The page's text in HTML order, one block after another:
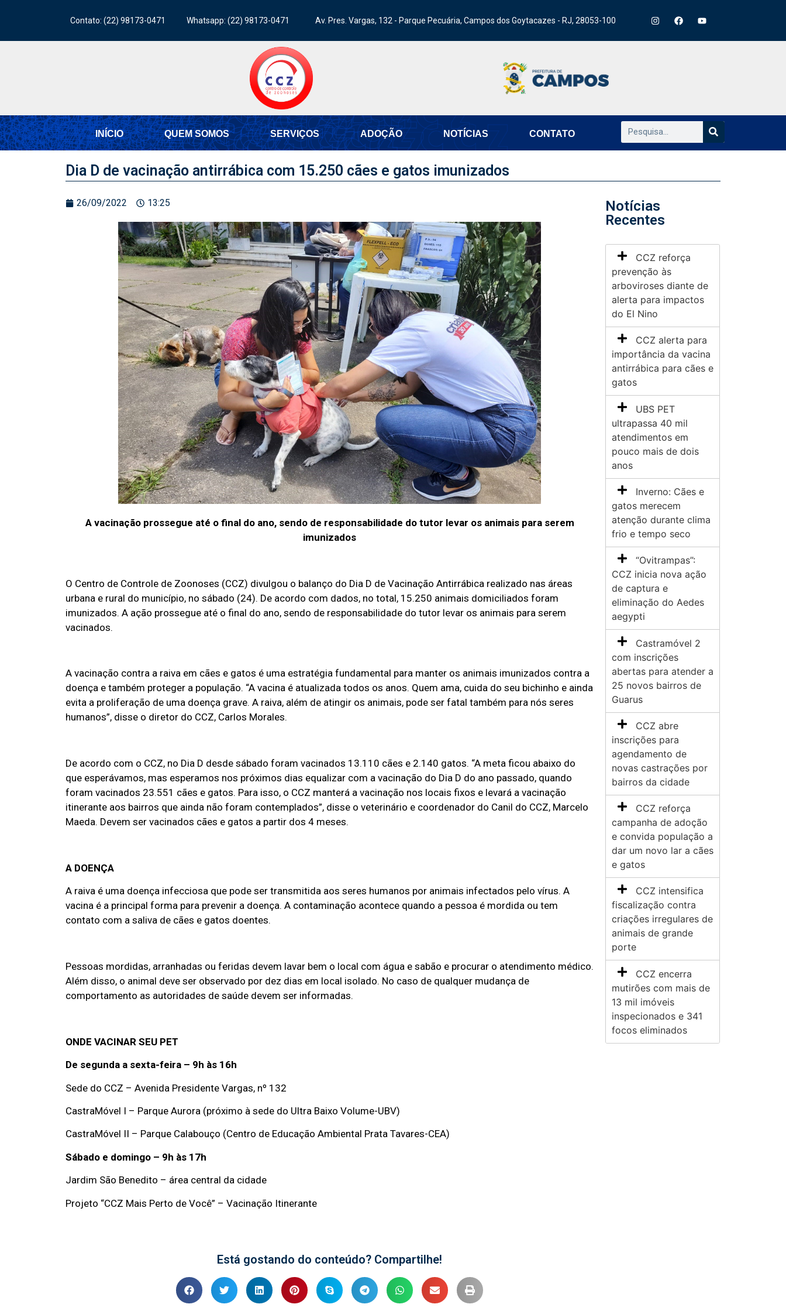
Contato: (22) 98173-0471 Whatsapp: (22) 98173-0471 Av. Pres. Vargas, 132 - Parque Pecuária, Campos dos Goytacazes - RJ, 28053-100
INÍCIO QUEM SOMOS SERVIÇOS ADOÇÃO NOTÍCIAS CONTATO
Dia D de vacinação antirrábica com 15.250 cães e gatos imunizados
26/09/2022 13:25
A vacinação prossegue até o final do ano, sendo de responsabilidade do tutor levar os animais para serem
imunizados
O Centro de Controle de Zoonoses (CCZ) divulgou o balanço do Dia D de Vacinação Antirrábica realizado nas áreas
urbana e rural do município, no sábado (24). De acordo com dados, no total, 15.250 animais domiciliados foram
imunizados. A ação prossegue até o final do ano, sendo de responsabilidade do tutor levar os animais para serem
vacinados.
A vacinação contra a raiva em cães e gatos é uma estratégia fundamental para manter os animais imunizados contra a
doença e também proteger a população. “A vacina é atualizada todos os anos. Quem ama, cuida do seu bichinho e ainda
evita a proliferação de uma doença grave. A raiva, além de atingir os animais, pode ser fatal também para nós seres
humanos”, disse o diretor do CCZ, Carlos Morales.
De acordo com o CCZ, no Dia D desde sábado foram vacinados 13.110 cães e 2.140 gatos. “A meta ficou abaixo do
que esperávamos, mas esperamos nos próximos dias equalizar com a vacinação do Dia D do ano passado, quando
foram vacinados 23.551 cães e gatos. Para isso, o CCZ manterá a vacinação nos locais fixos e levará a vacinação
itinerante aos bairros que ainda não foram contemplados”, disse o veterinário e coordenador do Canil do CCZ, Marcelo
Maeda. Devem ser vacinados cães e gatos a partir dos 4 meses.
A DOENÇA
A raiva é uma doença infecciosa que pode ser transmitida aos seres humanos por animais infectados pelo vírus. A
vacina é a principal forma para prevenir a doença. A contaminação acontece quando a pessoa é mordida ou tem
contato com a saliva de cães e gatos doentes.
Pessoas mordidas, arranhadas ou feridas devem lavar bem o local com água e sabão e procurar o atendimento médico.
Além disso, o animal deve ser observado por dez dias em local isolado. No caso de qualquer mudança de
comportamento as autoridades de saúde devem ser informadas.
ONDE VACINAR SEU PET
De segunda a sexta-feira – 9h às 16h
Sede do CCZ – Avenida Presidente Vargas, nº 132
CastraMóvel I – Parque Aurora (próximo à sede do Ultra Baixo Volume-UBV)
CastraMóvel II – Parque Calabouço (Centro de Educação Ambiental Prata Tavares-CEA)
Sábado e domingo – 9h às 17h
Jardim São Benedito – área central da cidade
Projeto “CCZ Mais Perto de Você” – Vacinação Itinerante
Está gostando do conteúdo? Compartilhe!
Notícias
Recentes
CCZ reforça
prevenção às
arboviroses diante de
alerta para impactos
do El Nino
CCZ alerta para
importância da vacina
antirrábica para cães e
gatos
UBS PET
ultrapassa 40 mil
atendimentos em
pouco mais de dois
anos
Inverno: Cães e
gatos merecem
atenção durante clima
frio e tempo seco
“Ovitrampas”:
CCZ inicia nova ação
de captura e
eliminação do Aedes
aegypti
Castramóvel 2
com inscrições
abertas para atender a
25 novos bairros de
Guarus
CCZ abre
inscrições para
agendamento de
novas castrações por
bairros da cidade
CCZ reforça
campanha de adoção
e convida população a
dar um novo lar a cães
e gatos
CCZ intensifica
fiscalização contra
criações irregulares de
animais de grande
porte
CCZ encerra
mutirões com mais de
13 mil imóveis
inspecionados e 341
focos eliminados